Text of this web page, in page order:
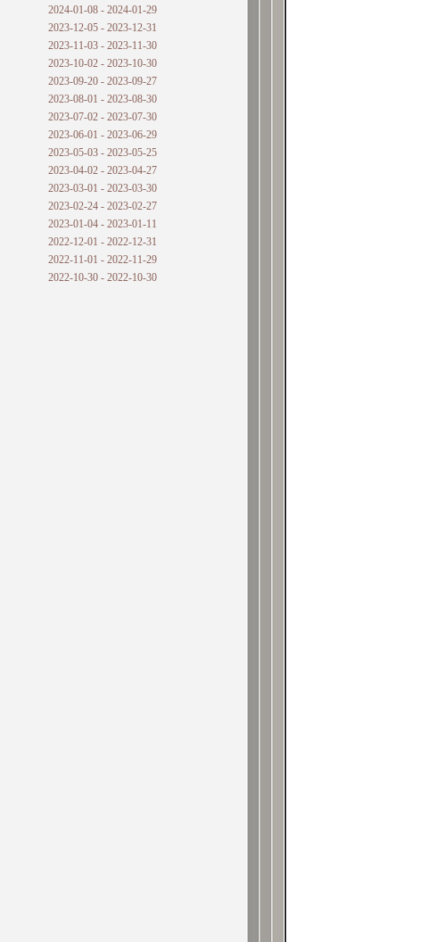
2024-01-08 - 2024-01-29
2023-12-05 - 2023-12-31
2023-11-03 - 2023-11-30
2023-10-02 - 2023-10-30
2023-09-20 - 2023-09-27
2023-08-01 - 2023-08-30
2023-07-02 - 2023-07-30
2023-06-01 - 2023-06-29
2023-05-03 - 2023-05-25
2023-04-02 - 2023-04-27
2023-03-01 - 2023-03-30
2023-02-24 - 2023-02-27
2023-01-04 - 2023-01-11
2022-12-01 - 2022-12-31
2022-11-01 - 2022-11-29
2022-10-30 - 2022-10-30